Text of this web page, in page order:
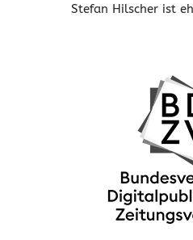
Stefan Hilscher ist